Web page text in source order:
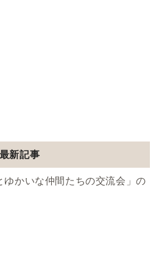
最新記事
かいな仲間たちの交流会」の